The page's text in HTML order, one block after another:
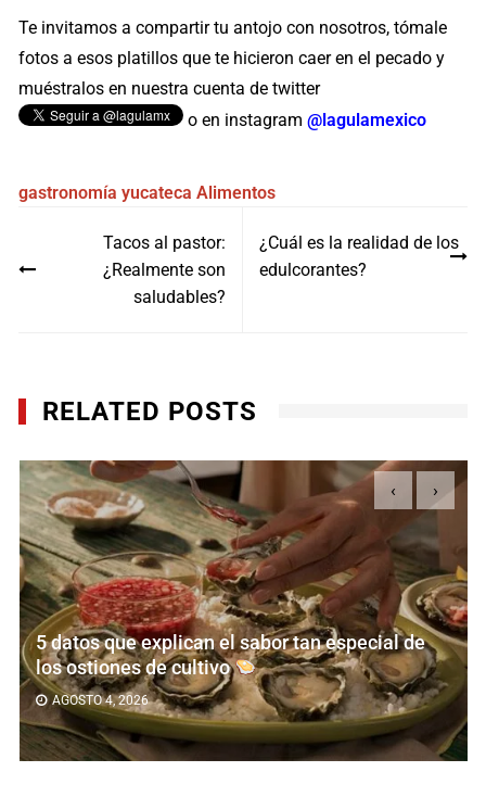
Te invitamos a compartir tu antojo con nosotros, tómale
fotos a esos platillos que te hicieron caer en el pecado y
muéstralos en nuestra cuenta de twitter
o en instagram@lagulamexico
gastronomía yucateca Alimentos
Tacos al pastor:
¿Realmente son
saludables?
¿Cuál es la realidad de los
edulcorantes?
RELATED POSTS
de
El oro líquido: todo lo que debes
aceite de oliva extra virgen
JULIO 18, 2026
‹ ›